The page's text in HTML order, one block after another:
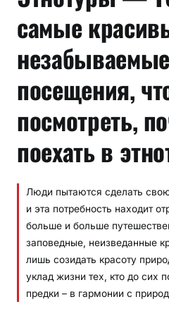
самые
посещения,
посмотреть,
поехать в
Люди пытаются сделать
и эта потребность находит
больше и больше
заповедные, неизведанные
лишь созидать красоту
уклад жизни тех, кто до сих
предки – в гармонии с